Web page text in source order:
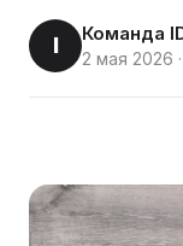
I Команда
2 мая 2026 ·